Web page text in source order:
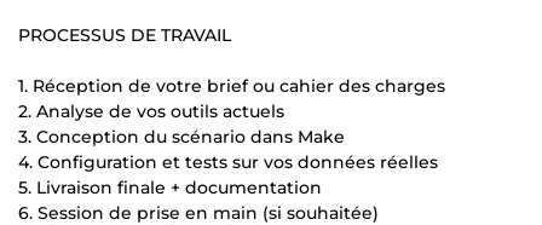
PROCESSUS DE TRAVAIL
1. Réception de votre brief ou cahier des charges
2. Analyse de vos outils actuels
3. Conception du scénario dans Make
4. Configuration et tests sur vos données réelles
5. Livraison finale + documentation
6. Session de prise en main (si souhaitée)